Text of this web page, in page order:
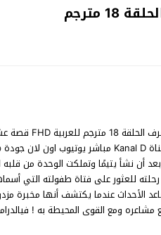
مترجم
أن نشأ يتيمًا وتملكت الوحدة من
رحلته للعثور على فتاة طفولته التي
الأحداث عندما يكتشف أنها مخبرة
مشاعره ومع القوى المحيطة به !